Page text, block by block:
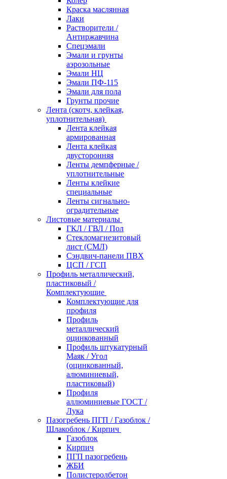
Краска маслянная
Лаки
Растворители /
Антиржавчина
Спецэмали
Эмали и грунты
аэрозольные
Эмали НЦ
Эмали ПФ-115
Эмали для пола
Грунты прочие
Лента (скотч, клейкая,
уплотнительная)
Лента клейкая
армированная
Лента клейкая
двусторонняя
Ленты демпферные /
уплотнительные
Ленты клейкие
специальные
Ленты сигнально-
оградительные
Листовые материалы
ГКЛ / ГВЛ / Пол
Стекломагнезитовый
лист (СМЛ)
Сэндвич-панели ПВХ
ЦСП / ГСП
Профиль металлический,
пластиковый /
Комплектующие
Комплектующие для
профиля
Профиль
металлический
оцинкованный
Профиль штукатурный
Маяк / Угол
(оцинкованный,
алюминиевый,
пластиковый)
Профиля
аллюминиевые ГОСТ /
Лука
Пазогребень ПГП / Газоблок /
Шлакоблок / Кирпич
Газоблок
Кирпич
ПГП пазогребень
ЖБИ
Полистеролбетон